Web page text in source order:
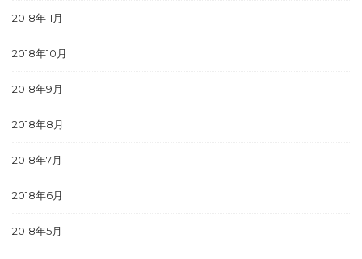
2018年11月
2018年10月
2018年9月
2018年8月
2018年7月
2018年6月
2018年5月